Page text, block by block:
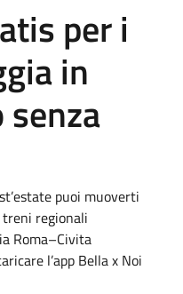
per i
in
puoi muoverti
treni regionali
Roma–Civita
l’app Bella x Noi